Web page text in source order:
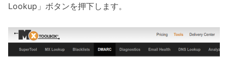
Lookup」ボタンを押下します。